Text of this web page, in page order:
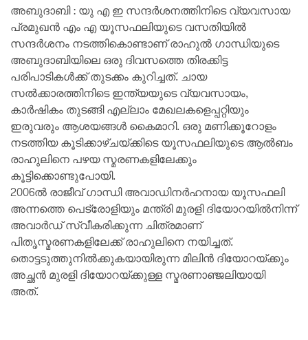
അബുദാബി : യു എ ഇ സന്ദർശനത്തിനിടെ വ്യവസായ
പ്രമുഖൻ എം എ യൂസഫലിയുടെ വസതിയിൽ
സന്ദർശനം നടത്തികൊണ്ടാണ് രാഹുൽ ഗാന്ധിയുടെ
അബുദാബിയിലെ ഒരു ദിവസത്തെ തിരക്കിട്ട
പരിപാടികൾക്ക് തുടക്കം കുറിച്ചത്. ചായ
സൽക്കാരത്തിനിടെ ഇന്ത്യയുടെ വ്യവസായം,
കാർഷികം തുടങ്ങി എല്ലാം മേഖലകളെപ്പറ്റിയും
ഇരുവരും ആശയങ്ങൾ കൈമാറി. ഒരു മണിക്കൂറോളം
നടത്തിയ കൂടിക്കാഴ്ചയ്ക്കിടെ യൂസഫലിയുടെ ആൽബം
രാഹുലിനെ പഴയ സ്മരണകളിലേക്കും
കൂട്ടിക്കൊണ്ടുപോയി.
2006ൽ രാജീവ് ഗാന്ധി അവാഡിനർഹനായ യൂസഫലി
അന്നത്തെ പെട്രോളിയും മന്ത്രി മുരളി ദിയോറയിൽനിന്ന്
അവാർഡ് സ്വീകരിക്കുന്ന ചിത്രമാണ്
പിതൃസ്മരണകളിലേക്ക് രാഹുലിനെ നയിച്ചത്.
തൊട്ടടുത്തുനിൽക്കുകയായിരുന്ന മിലിൻ ദിയോറയ്ക്കും
അച്ഛൻ മുരളി ദിയോറയ്ക്കുള്ള സ്മരണാഞ്ജലിയായി
അത്.